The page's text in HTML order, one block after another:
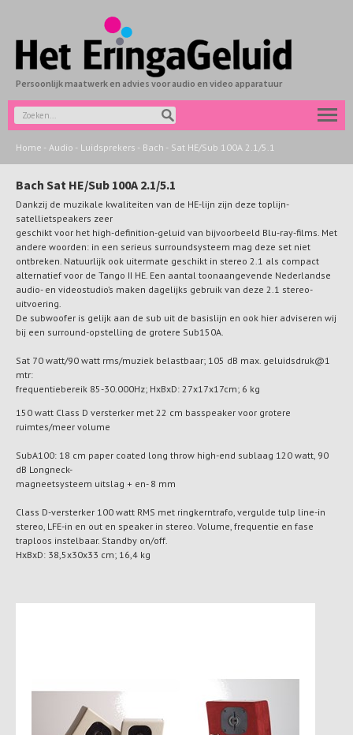
Persoonlijk maatwerk en advies voor audio en video apparatuur
Home - Audio - Luidsprekers - Bach - Sat HE/Sub 100A 2.1/5.1
Bach Sat HE/Sub 100A 2.1/5.1
Dankzij de muzikale kwaliteiten van de HE-lijn zijn deze toplijn-
satellietspeakers zeer
geschikt voor het high-definition-geluid van bijvoorbeeld Blu-ray-films. Met
andere woorden: in een serieus surroundsysteem mag deze set niet
ontbreken. Natuurlijk ook uitermate geschikt in stereo 2.1 als compact
alternatief voor de Tango II HE. Een aantal toonaangevende Nederlandse
audio- en videostudio’s maken dagelijks gebruik van deze 2.1 stereo-
uitvoering.
De subwoofer is gelijk aan de sub uit de basislijn en ook hier adviseren wij
bij een surround-opstelling de grotere Sub150A.
Sat 70 watt/90 watt rms/muziek belastbaar; 105 dB max. geluidsdruk@1
mtr:
frequentiebereik 85-30.000Hz; HxBxD: 27x17x17cm; 6 kg
150 watt Class D versterker met 22 cm basspeaker voor grotere
ruimtes/meer volume
SubA100: 18 cm paper coated long throw high-end sublaag 120 watt, 90
dB Longneck-
magneetsysteem uitslag + en- 8 mm
Class D-versterker 100 watt RMS met ringkerntrafo, vergulde tulp line-in
stereo, LFE-in en out en speaker in stereo. Volume, frequentie en fase
traploos instelbaar. Standby on/off.
HxBxD: 38,5x30x33 cm; 16,4 kg